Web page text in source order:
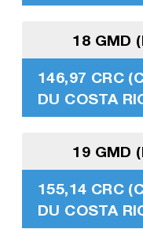
18 GMD
146,97 CRC
DU COSTA
19 GMD
155,14 CRC
DU COSTA